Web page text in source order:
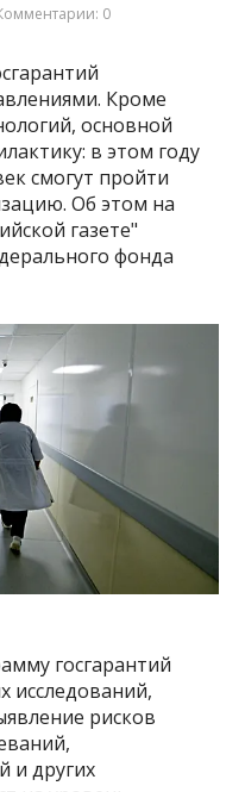
0
Кроме
основной
в этом году
смогут пройти
Об этом на
газете"
фонда
госгарантий
исследований,
рисков
и других